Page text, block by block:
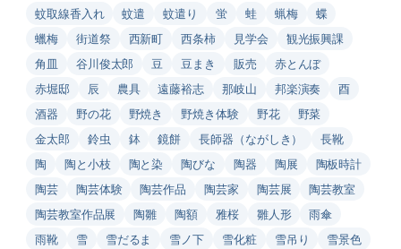
蚊取線香入れ
蚊遣 蚊遣り 蛍 蛙 蝋梅
蝶
蠟梅
街道祭 西新町 西条柿 見学会
観光振興課
角皿
谷川俊太郎 豆 豆まき 販売
赤とんぼ
赤堀邸
辰 農具 遠藤裕志 那岐山 邦楽演奏
酉
酒器
野の花 野焼き 野焼き体験 野花
野菜
金太郎
鈴虫 鉢 鏡餅 長師器（ながしき）
長靴
陶
陶と小枝 陶と染 陶びな 陶器 陶展
陶板時計
陶芸
陶芸体験 陶芸作品 陶芸家 陶芸展
陶芸教室
陶芸教室作品展
陶雛 陶額 雅桜 雛人形
雨傘
雨靴
雪 雪だるま 雪ノ下 雪化粧 雪吊り
雪景色